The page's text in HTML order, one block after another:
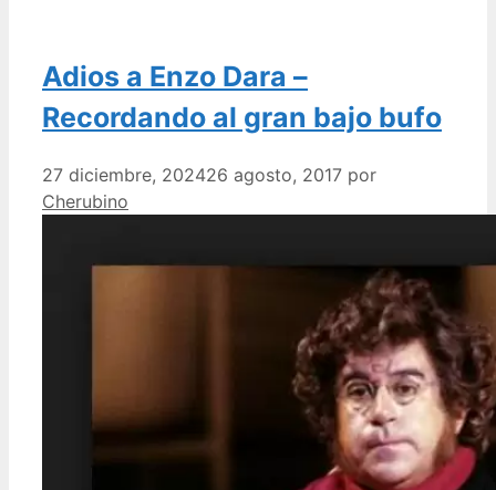
Adios a Enzo Dara –
Recordando al gran bajo bufo
27 diciembre, 202426 agosto, 2017 por
Cherubino